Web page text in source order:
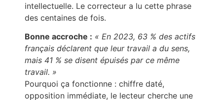
intellectuelle. Le correcteur a lu cette phrase
des centaines de fois.
Bonne accroche : « En 2023, 63 % des actifs
français déclarent que leur travail a du sens,
mais 41 % se disent épuisés par ce même
travail. »
Pourquoi ça fonctionne : chiffre daté,
opposition immédiate, le lecteur cherche une